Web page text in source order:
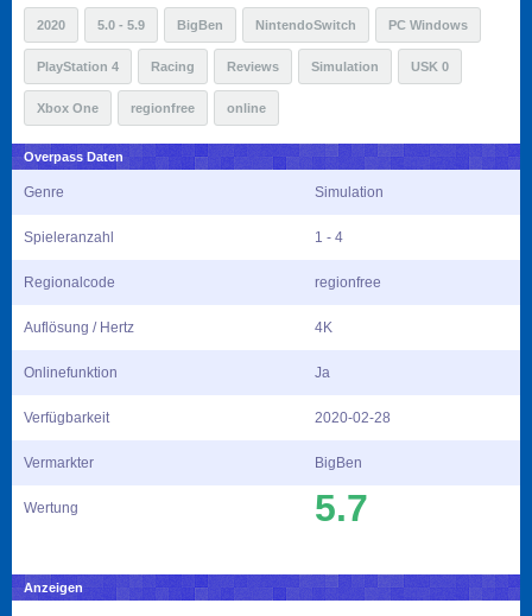
2020 5.0 - 5.9 BigBen NintendoSwitch PC Windows
PlayStation 4 Racing Reviews Simulation USK 0
Xbox One regionfree online
Overpass Daten
Genre Simulation
Spieleranzahl 1 - 4
Regionalcode regionfree
Auflösung / Hertz 4K
Onlinefunktion Ja
Verfügbarkeit 2020-02-28
Vermarkter BigBen
Wertung 5.7
Anzeigen